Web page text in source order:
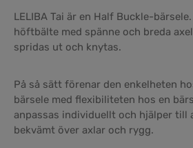
LELIBA Tai är en Half Buckle-
höftbälte med spänne och breda
spridas ut och knytas.
På så sätt förenar den enkelheten
bärsele med flexibiliteten hos en
anpassas individuellt och hjälper till
bekvämt över axlar och rygg.